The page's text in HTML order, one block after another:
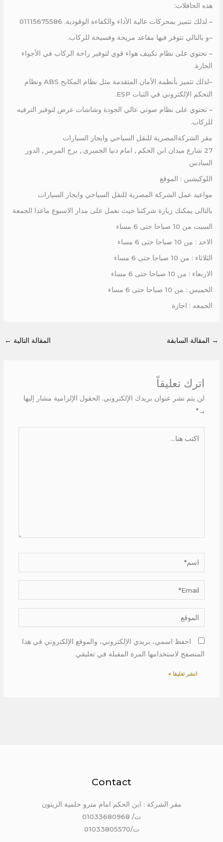
هذه الحافلات:
– لذلك تتميز بمحركات عالية الأداء والكفاءة الوقودية. 01115675586
–و بالتالي تتوفر فيها مقاعد مريحة وفسيحة للركاب.
– تحتوي على نظام تكييف هواء قوي لتوفير راحة الركاب في الأجواء
الحارة.
–لذلك تتميز بأنظمة الأمان المتقدمة مثل نظام المكابح ABS ونظام
التحكم الإلكتروني في الثبات ESP.
– تحتوي على نظام صوتي عالي الجودة وشاشات عرض لتوفير الترفيه
للركاب.
مقر الشركةالمصرية للنقل السياحي وايجار السيارات
27 شارع ميدان ابن الحكم , امام دنيا الجمبرى , برج المرمر , الدور
السادس
اللوكيشين : الموقع
مواعيد عمل الشركة المصرية للنقل السياحي وايجار السيارات
بالتالى يمكنك زيارة شركتنا حيث نعمل على مدار الاسبوع ماعدا الجمعة
السبت من 10 صباحا حتى 6 مساء
الاحد : من 10 صباحا حتى 6 مساء
الثلاثاء : من 10 صباحا حتى 6 مساء
الاربعاء : من 10 صباحا حتى 6 مساء
الخميس : من 10 صباحا حتى 6 مساء
الجمعه : اجازة
→ المقالة السابقة المقالة التالية ←
اترك تعليقاً
لن يتم نشر عنوان بريدك الإلكتروني. الحقول الإلزامية مشار إليها
بـ *
اسم*
Email*
الموقع
احفظ اسمي، بريدي الإلكتروني، والموقع الإلكتروني في هذا
المتصفح لاستخدامها المرة المقبلة في تعليقي.
Contact
مقر الشركة : ابن الحكم امام مترو حلمية الزيتون
ت/ 01033680968
ت/01033805570